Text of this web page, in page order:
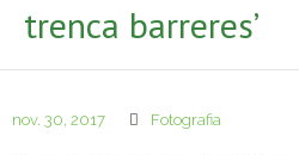
- Fira del Dibuix
trenca barreres’
nov. 30, 2017 Fotografia